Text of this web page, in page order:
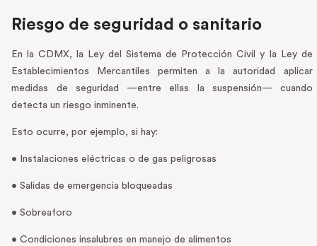
Riesgo de seguridad o sanitario
En la CDMX, la Ley del Sistema de Protección Civil y la Ley de
Establecimientos Mercantiles permiten a la autoridad aplicar
medidas de seguridad —entre ellas la suspensión— cuando
detecta un riesgo inminente.
Esto ocurre, por ejemplo, si hay:
• Instalaciones eléctricas o de gas peligrosas
• Salidas de emergencia bloqueadas
• Sobreaforo
• Condiciones insalubres en manejo de alimentos